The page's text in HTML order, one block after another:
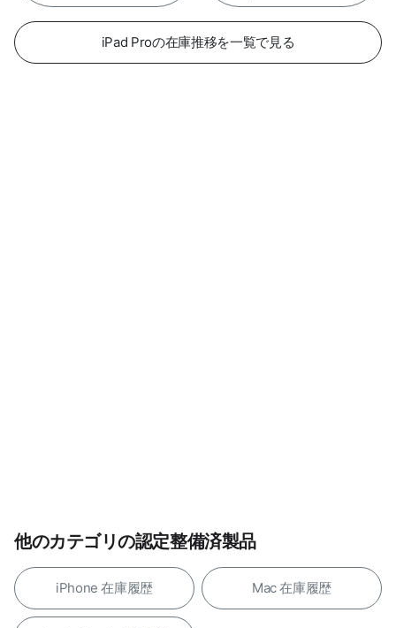
iPad Proの在庫推移を一覧で見る
他のカテゴリの認定整備済製品
iPhone 在庫履歴 Mac 在庫履歴